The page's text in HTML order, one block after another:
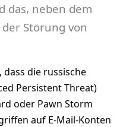
das, neben dem
Störung von
die russische
Persistent Threat)
oder Pawn Storm
auf E-Mail-Konten